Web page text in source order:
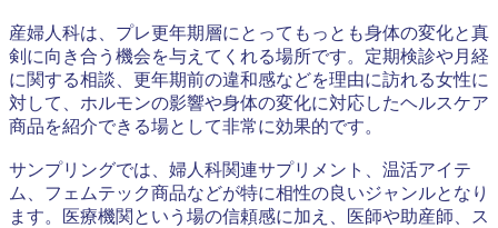
産婦人科は、プレ更年期層にとってもっとも身体の変化と真
剣に向き合う機会を与えてくれる場所です。定期検診や月経
に関する相談、更年期前の違和感などを理由に訪れる女性に
対して、ホルモンの影響や身体の変化に対応したヘルスケア
商品を紹介できる場として非常に効果的です。
サンプリングでは、婦人科関連サプリメント、温活アイテ
ム、フェムテック商品などが特に相性の良いジャンルとなり
ます。医療機関という場の信頼感に加え、医師や助産師、ス